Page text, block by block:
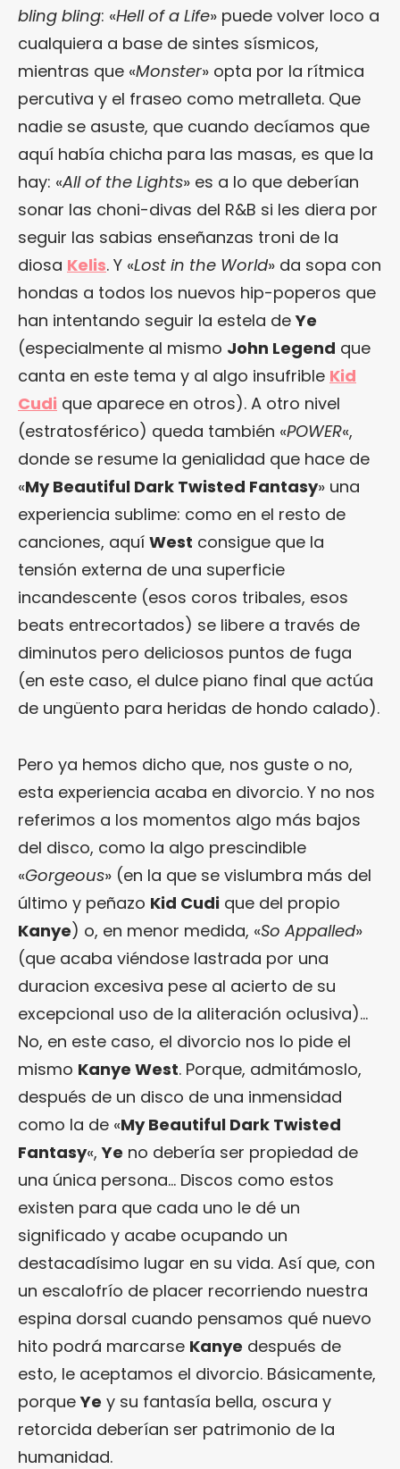
bling bling: «Hell of a Life» puede volver loco a
cualquiera a base de sintes sísmicos,
mientras que «Monster» opta por la rítmica
percutiva y el fraseo como metralleta. Que
nadie se asuste, que cuando decíamos que
aquí había chicha para las masas, es que la
hay: «All of the Lights» es a lo que deberían
sonar las choni-divas del R&B si les diera por
seguir las sabias enseñanzas troni de la
diosa Kelis. Y «Lost in the World» da sopa con
hondas a todos los nuevos hip-poperos que
han intentando seguir la estela deYe
(especialmente al mismo John Legend que
canta en este tema y al algo insufrible Kid
Cudi que aparece en otros). A otro nivel
(estratosférico) queda también «POWER«,
donde se resume la genialidad que hace de
«My Beautiful Dark Twisted Fantasy» una
experiencia sublime: como en el resto de
canciones, aquí West consigue que la
tensión externa de una superficie
incandescente (esos coros tribales, esos
beats entrecortados) se libere a través de
diminutos pero deliciosos puntos de fuga
(en este caso, el dulce piano final que actúa
de ungüento para heridas de hondo calado).
Pero ya hemos dicho que, nos guste o no,
esta experiencia acaba en divorcio. Y no nos
referimos a los momentos algo más bajos
del disco, como la algo prescindible
«Gorgeous» (en la que se vislumbra más del
último y peñazo Kid Cudi que del propio
Kanye) o, en menor medida, «So Appalled»
(que acaba viéndose lastrada por una
duracion excesiva pese al acierto de su
excepcional uso de la aliteración oclusiva)…
No, en este caso, el divorcio nos lo pide el
mismo Kanye West. Porque, admitámoslo,
después de un disco de una inmensidad
como la de «My Beautiful Dark Twisted
Fantasy«,Ye no debería ser propiedad de
una única persona… Discos como estos
existen para que cada uno le dé un
significado y acabe ocupando un
destacadísimo lugar en su vida. Así que, con
un escalofrío de placer recorriendo nuestra
espina dorsal cuando pensamos qué nuevo
hito podrá marcarse Kanye después de
esto, le aceptamos el divorcio. Básicamente,
porqueYe y su fantasía bella, oscura y
retorcida deberían ser patrimonio de la
humanidad.